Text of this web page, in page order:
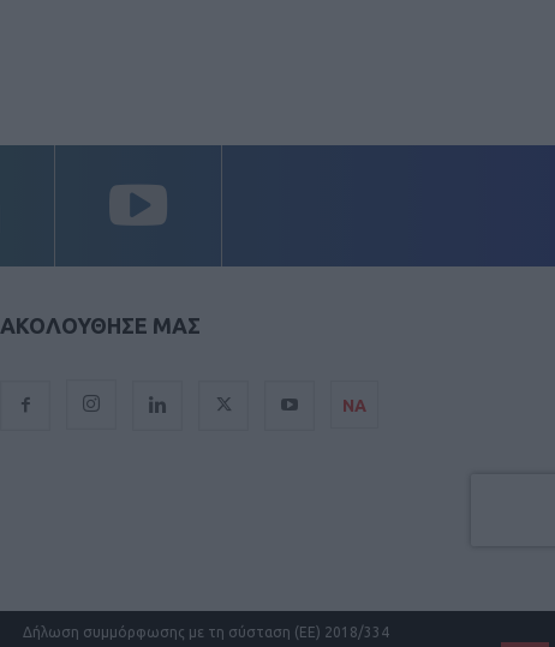
ΑΚΟΛΟΥΘΗΣΕ ΜΑΣ
ΝΑ
Δήλωση συμμόρφωσης με τη σύσταση (ΕΕ) 2018/334